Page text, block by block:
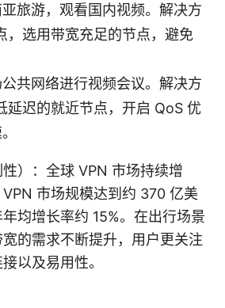
旅游，观看国内视频。解决方
，选用带宽充足的节点，避免
共网络进行视频会议。解决方
延迟的就近节点，开启 QoS 优
）：全球 VPN 市场持续增
市场规模达到约 370 亿美
均增长率约 15%。在出行场景
的需求不断提升，用户更关注
以及易用性。